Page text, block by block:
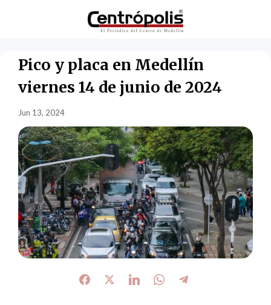
Pico y placa en Medellín
viernes 14 de junio de 2024
Jun 13, 2024